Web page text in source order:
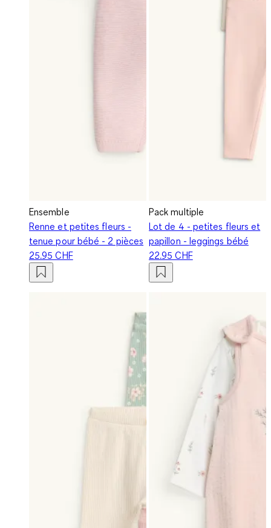
Ensemble
Renne et petites fleurs -
tenue pour bébé - 2 pièces
25.95 CHF
Pack multiple
Lot de 4 - petites fleurs et
papillon - leggings bébé
22.95 CHF